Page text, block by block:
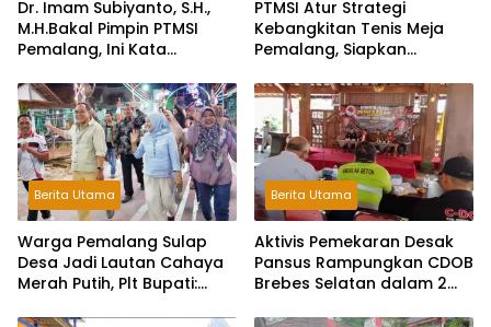
Dr. Imam Subiyanto, S.H.,
M.H.Bakal Pimpin PTMSI
Pemalang, Ini Kata
PTMSI Atur Strategi
Kebangkitan Tenis Meja
Pemalang, Siapkan
Berita Utama
Warga Pemalang Sulap
Desa Jadi Lautan Cahaya
Merah Putih, Plt Bupati:
Berita Utama
Aktivis Pemekaran Desak
Pansus Rampungkan CDOB
Brebes Selatan dalam 2